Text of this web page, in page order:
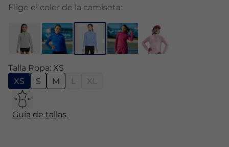
Elige el color de la camiseta:
Talla Ropa: XS
XS
S M L XL
Guía de tallas